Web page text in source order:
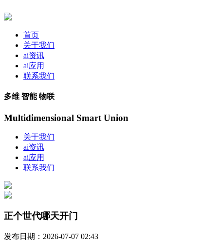
首页
关于我们
ai资讯
ai应用
联系我们
多维 智能 物联
Multidimensional Smart Union
关于我们
ai资讯
ai应用
联系我们
正个世代哪天开门
发布日期：2026-07-07 02:43